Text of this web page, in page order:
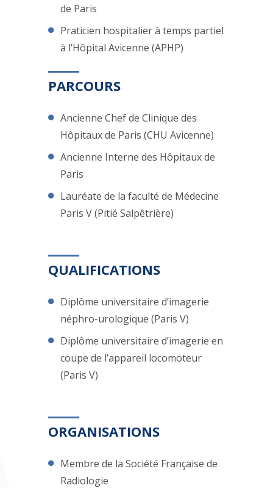
de Paris
Praticien hospitalier à temps partiel
à l’Hôpital Avicenne (APHP)
PARCOURS
Ancienne Chef de Clinique des
Hôpitaux de Paris (CHU Avicenne)
Ancienne Interne des Hôpitaux de
Paris
Lauréate de la faculté de Médecine
Paris V (Pitié Salpêtrière)
QUALIFICATIONS
Diplôme universitaire d’imagerie
néphro-urologique (Paris V)
Diplôme universitaire d’imagerie en
coupe de l’appareil locomoteur
(Paris V)
ORGANISATIONS
Membre de la Société Française de
Radiologie